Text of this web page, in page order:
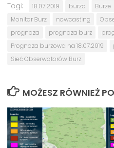
Tagi: 18.07.2019 burza Burze
Monitor Burz
nowcasting
prognoza
prognoza burz
Prognoza burzowa na 18.07.2019
Sieć Obserwatorów Burz
MOŻESZ RÓWNIEŻ